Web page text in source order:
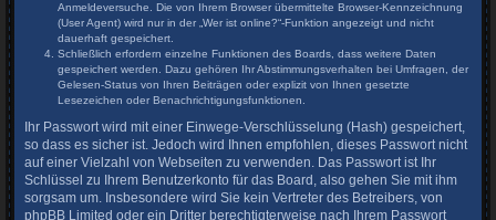
Anmeldeversuche. Die von Ihrem Browser übermittelte Browser-Kennzeichnung
(User Agent) wird nur in der „Wer ist online?“-Funktion angezeigt und nicht
dauerhaft gespeichert.
Schließlich erfordern einzelne Funktionen des Boards, dass weitere Daten
gespeichert werden. Dazu gehören Ihr Abstimmungsverhalten bei Umfragen, der
Gelesen-Status von Ihren Beiträgen oder explizit von Ihnen gesetzte
Lesezeichen oder Benachrichtigungsfunktionen.
Ihr Passwort wird mit einer Einwege-Verschlüsselung (Hash) gespeichert,
so dass es sicher ist. Jedoch wird Ihnen empfohlen, dieses Passwort nicht
auf einer Vielzahl von Webseiten zu verwenden. Das Passwort ist Ihr
Schlüssel zu Ihrem Benutzerkonto für das Board, also gehen Sie mit ihm
sorgsam um. Insbesondere wird Sie kein Vertreter des Betreibers, von
phpBB Limited oder ein Dritter berechtigterweise nach Ihrem Passwort